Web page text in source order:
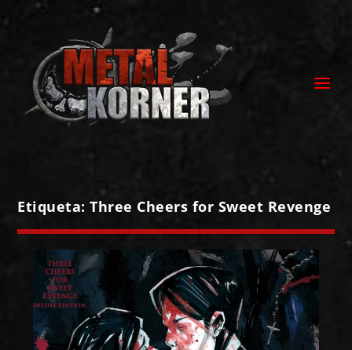
Etiqueta:Three Cheers for Sweet Revenge